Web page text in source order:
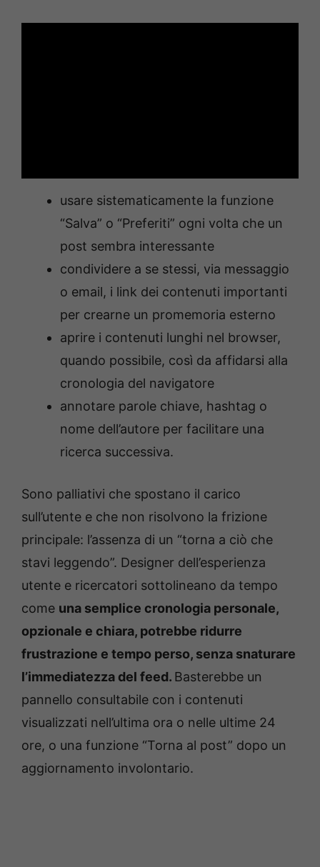
usare sistematicamente la funzione
“Salva” o “Preferiti” ogni volta che un
post sembra interessante
condividere a se stessi, via messaggio
o email, i link dei contenuti importanti
per crearne un promemoria esterno
aprire i contenuti lunghi nel browser,
quando possibile, così da affidarsi alla
cronologia del navigatore
annotare parole chiave, hashtag o
nome dell’autore per facilitare una
ricerca successiva.
Sono palliativi che spostano il carico
sull’utente e che non risolvono la frizione
principale: l’assenza di un “torna a ciò che
stavi leggendo”. Designer dell’esperienza
utente e ricercatori sottolineano da tempo
come una semplice cronologia personale,
opzionale e chiara, potrebbe ridurre
frustrazione e tempo perso, senza snaturare
l’immediatezza del feed. Basterebbe un
pannello consultabile con i contenuti
visualizzati nell’ultima ora o nelle ultime 24
ore, o una funzione “Torna al post” dopo un
aggiornamento involontario.